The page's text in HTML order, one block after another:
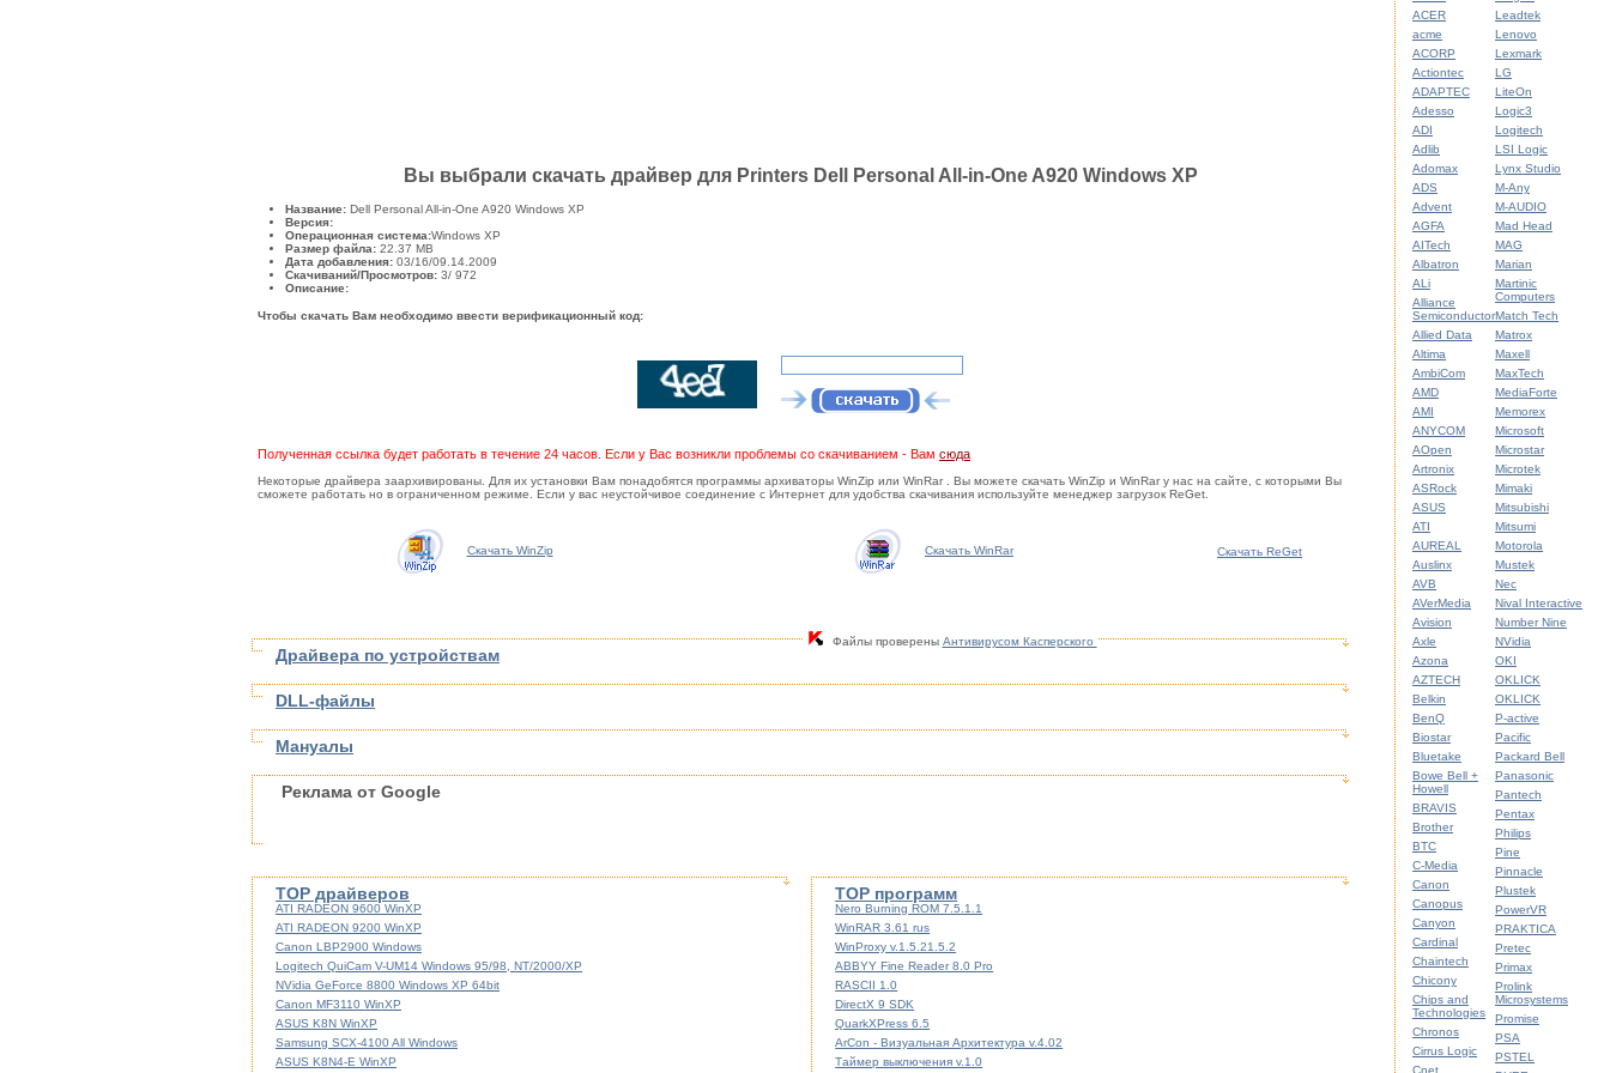
Вы выбрали скачать драйвер для Printers Dell Personal All-in-One A920 Windows XP
Название: Dell Personal All-in-One A920 Windows XP
Версия:
Операционная система:Windows XP
Размер файла: 22.37 MB
Дата добавления: 03/16/09.14.2009
Скачиваний/Просмотров: 3/ 972
Описание:
Чтобы скачать Вам необходимо ввести верификационный код:
Полученная ссылка будет работать в течение 24 часов. Если у Вас возникли проблемы со скачиванием - Вам сюда
Некоторые драйвера заархивированы. Для их установки Вам понадобятся программы архиваторы WinZip или WinRar . Вы можете скачать WinZip и WinRar у нас на сайте, с которыми Вы
сможете работать но в ограниченном режиме. Если у вас неустойчивое соединение с Интернет для удобства скачивания используйте менеджер загрузок ReGet.
Скачать WinZip Скачать WinRar Скачать ReGet
Драйвера по устройствам
Файлы проверены Антивирусом Касперского
DLL-файлы
Мануалы
Реклама от Google
TOP драйверов
ATI RADEON 9600 WinXP
ATI RADEON 9200 WinXP
Canon LBP2900 Windows
Logitech QuiCam V-UM14 Windows 95/98, NT/2000/XP
NVidia GeForce 8800 Windows XP 64bit
Canon MF3110 WinXP
ASUS K8N WinXP
Samsung SCX-4100 All Windows
ASUS K8N4-E WinXP
TOP программ
Nero Burning ROM 7.5.1.1
WinRAR 3.61 rus
WinProxy v.1.5.21.5.2
ABBYY Fine Reader 8.0 Pro
RASCII 1.0
DirectX 9 SDK
QuarkXPress 6.5
ArCon - Визуальная Архитектура v.4.02
Таймер выключения v.1.0
ACER
acme
ACORP
Actiontec
ADAPTEC
Adesso
ADI
Adlib
Adomax
ADS
Advent
AGFA
AITech
Albatron
ALi
Alliance
Semiconductor
Allied Data
Altima
AmbiCom
AMD
AMI
ANYCOM
AOpen
Artronix
ASRock
ASUS
ATI
AUREAL
Auslinx
AVB
AVerMedia
Avision
Axle
Azona
AZTECH
Belkin
BenQ
Biostar
Bluetake
Bowe Bell +
Howell
BRAVIS
Brother
BTC
C-Media
Canon
Canopus
Canyon
Cardinal
Chaintech
Chicony
Chips and
Technologies
Chronos
Cirrus Logic
Leadtek
Lenovo
Lexmark
LG
LiteOn
Logic3
Logitech
LSI Logic
Lynx Studio
M-Any
M-AUDIO
Mad Head
MAG
Marian
Martinic
Computers
Match Tech
Matrox
Maxell
MaxTech
MediaForte
Memorex
Microsoft
Microstar
Microtek
Mimaki
Mitsubishi
Mitsumi
Motorola
Mustek
Nec
Nival Interactive
Number Nine
NVidia
OKI
OKLICK
OKLICK
P-active
Pacific
Packard Bell
Panasonic
Pantech
Pentax
Philips
Pine
Pinnacle
Plustek
PowerVR
PRAKTICA
Pretec
Primax
Prolink
Microsystems
Promise
PSA
PSTEL